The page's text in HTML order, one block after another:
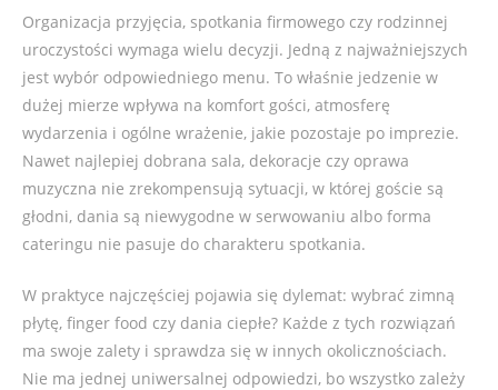
Organizacja przyjęcia, spotkania firmowego czy rodzinnej
uroczystości wymaga wielu decyzji. Jedną z najważniejszych
jest wybór odpowiedniego menu. To właśnie jedzenie w
dużej mierze wpływa na komfort gości, atmosferę
wydarzenia i ogólne wrażenie, jakie pozostaje po imprezie.
Nawet najlepiej dobrana sala, dekoracje czy oprawa
muzyczna nie zrekompensują sytuacji, w której goście są
głodni, dania są niewygodne w serwowaniu albo forma
cateringu nie pasuje do charakteru spotkania.
W praktyce najczęściej pojawia się dylemat: wybrać zimną
płytę, finger food czy dania ciepłe? Każde z tych rozwiązań
ma swoje zalety i sprawdza się w innych okolicznościach.
Nie ma jednej uniwersalnej odpowiedzi, bo wszystko zależy